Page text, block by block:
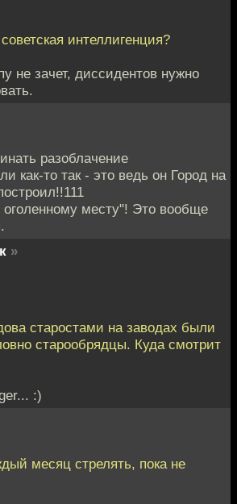
интеллигенция?
не зачет, диссидентов нужно
разоблачение
как-то так - это ведь он Город на
месту"! Это вообще
»
старостами на заводах были
старообрядцы. Куда смотрит
:)
месяц стрелять, пока не